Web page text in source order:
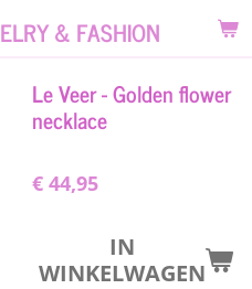
& FASHION
Le Veer - Golden flower
necklace
€ 44,95
IN
WINKELWAGEN